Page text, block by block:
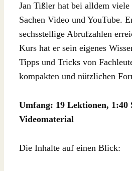
Jan Tißler hat bei alldem
Sachen Video und YouTube.
sechsstellige Abrufzahlen
Kurs hat er sein eigenes
Tipps und Tricks von
kompakten und nützlichen
Umfang: 19 Lektionen, 1:40
Videomaterial
Die Inhalte auf einen Blick: